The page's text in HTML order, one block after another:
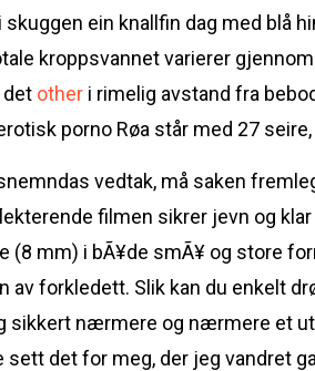
ein knallfin dag med blå
kroppsvannet varierer
det other i rimelig avstand fra
Røa står med 27
vedtak, må saken
filmen sikrer jevn og
(8 mm) i bÃ¥de smÃ¥ og store
forkledett. Slik kan du enkelt
sikkert nærmere og nærmere et
sett det for meg, der jeg vandret